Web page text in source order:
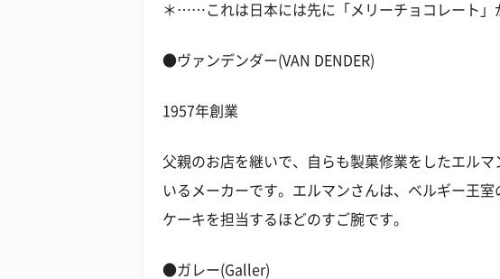
＊……これは日本には先に「メリーチョコレート」
●ヴァンデンダー(VAN DENDER)
1957年創業
父親のお店を継いで、自らも製菓修業をしたエル
いるメーカーです。エルマンさんは、ベルギー王
ケーキを担当するほどのすご腕です。
●ガレー(Galler)